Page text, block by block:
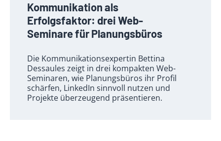
Kommunikation als
Erfolgsfaktor: drei Web-
Seminare für Planungsbüros
Die Kommunikationsexpertin Bettina
Dessaules zeigt in drei kompakten Web-
Seminaren, wie Planungsbüros ihr Profil
schärfen, LinkedIn sinnvoll nutzen und
Projekte überzeugend präsentieren.